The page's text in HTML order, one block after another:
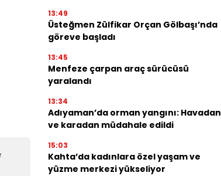
13:49
Üsteğmen Zülfikar Orçan Gölbaşı’nda
göreve başladı
13:45
Menfeze çarpan araç sürücüsü
yaralandı
13:34
Adıyaman’da orman yangını: Havadan
ve karadan müdahale edildi
15:03
Kahta’da kadınlara özel yaşam ve
yüzme merkezi yükseliyor